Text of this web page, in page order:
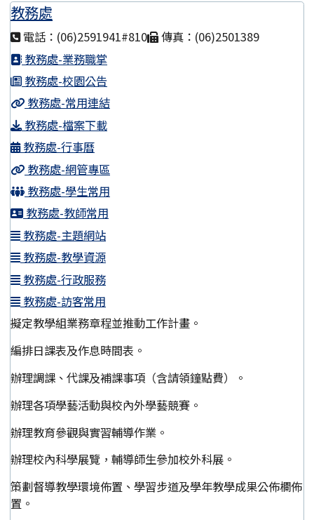
教務處
電話：(06)2591941#810
傳真：(06)2501389
教務處-業務職掌
教務處-校園公告
教務處-常用連結
教務處-檔案下載
教務處-行事曆
教務處-網管專區
教務處-學生常用
教務處-教師常用
教務處-主題網站
教務處-教學資源
教務處-行政服務
教務處-訪客常用
擬定教學組業務章程並推動工作計畫。
編排日課表及作息時間表。
辦理調課、代課及補課事項（含請領鐘點費）。
辦理各項學藝活動與校內外學藝競賽。
辦理教育參觀與實習輔導作業。
辦理校內科學展覽，輔導師生參加校外科展。
策劃督導教學環境佈置、學習步道及學年教學成果公佈欄佈
置。